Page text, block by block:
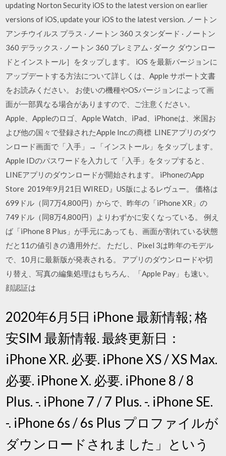
updating Norton Security iOS to the latest version on earlier
versions of iOS, update your iOS to the latest version. ノートン
アンチウイルス プラス · ノートン 360 スタンダード · ノートン
360 デラックス · ノートン 360 プレミアム · ダーク ダウンロー
ドとインストール］をタップします。 iOS を最新バージョンに
アップデートする方法について詳しくは、Apple サポート文書
をお読みください。 お使いの機種やOSバージョンによって画
面が一部異なる場合がありますので、ご注意ください。
Apple、Appleのロゴ、Apple Watch、iPad、iPhoneは、米国お
よび他の国々で登録されたApple Inc.の商標 LINEアプリのダウ
ンロード画面で「入手」→「インストール」をタップします。
Apple IDのパスワードを入力して「入手」をタップすると、
LINEアプリのダウンロードが開始されます。 iPhoneのApp
Store 2019年9月21日 WIRED』US版によるレヴュー。 価格は
699ドル（同7万4,800円）からで、昨年の「iPhone XR」の
749ドル（同8万4,800円）よりわずかに安くなっている。 例え
ば「iPhone 8 Plus」が手元にあっても、画面が割れている状態
だと11の値引きの適用外だ。 ただし、Pixel 3は昨年のモデル
で、10月に最新版が発表される。 アプリのダウンロードや切
り替え、写真の編集処理はもちろん、「Apple Pay」も速い。
顔認証は
2020年6月5日 iPhone 最新情報; 格
安SIM 最新情報. 最終更新日：
iPhone XR. 必要. iPhone XS / XS Max.
必要. iPhone X. 必要. iPhone 8 / 8
Plus. -. iPhone 7 / 7 Plus. -. iPhone SE.
-. iPhone 6s / 6s Plus プロファイルが
ダウンロードされました」という